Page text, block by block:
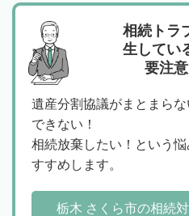
相続トラ
生してい
要注意
遺産分割協議がまとまら
できない！
相続放棄したい！という
すすめします。
栃木 さくら市の相続